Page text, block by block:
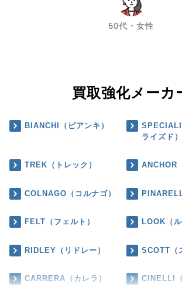
50代・女性
chevron_left chevron_right
買取強化メーカ
BIANCHI（ビアンキ）
ライズド）
TREK（トレック） ANCHOR
COLNAGO（コルナゴ）
FELT（フェルト） LOOK（ル
RIDLEY（リドレー） SCOTT（
CARRERA（カレラ） CINELLI（